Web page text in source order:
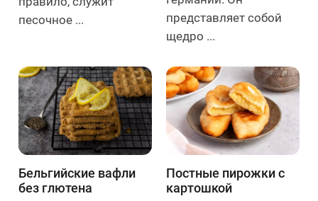
песочное ...
представляет собой
щедро ...
Бельгийские вафли
без глютена
Постные пирожки с
картошкой